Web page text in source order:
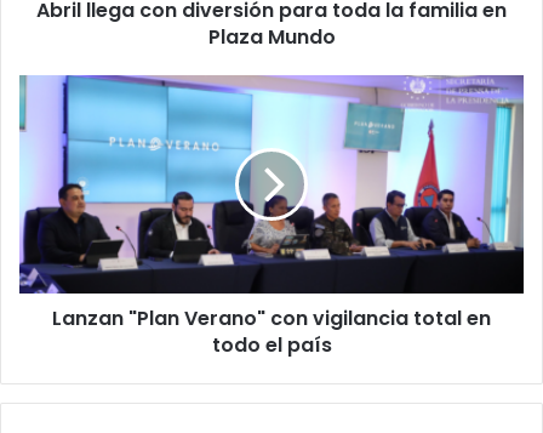
Plaza
Abril llega con diversión para toda la familia en
Plaza Mundo
Lanzan
Verano"
vigilancia
total
en
todo
el
Lanzan "Plan Verano" con vigilancia total en
todo el país